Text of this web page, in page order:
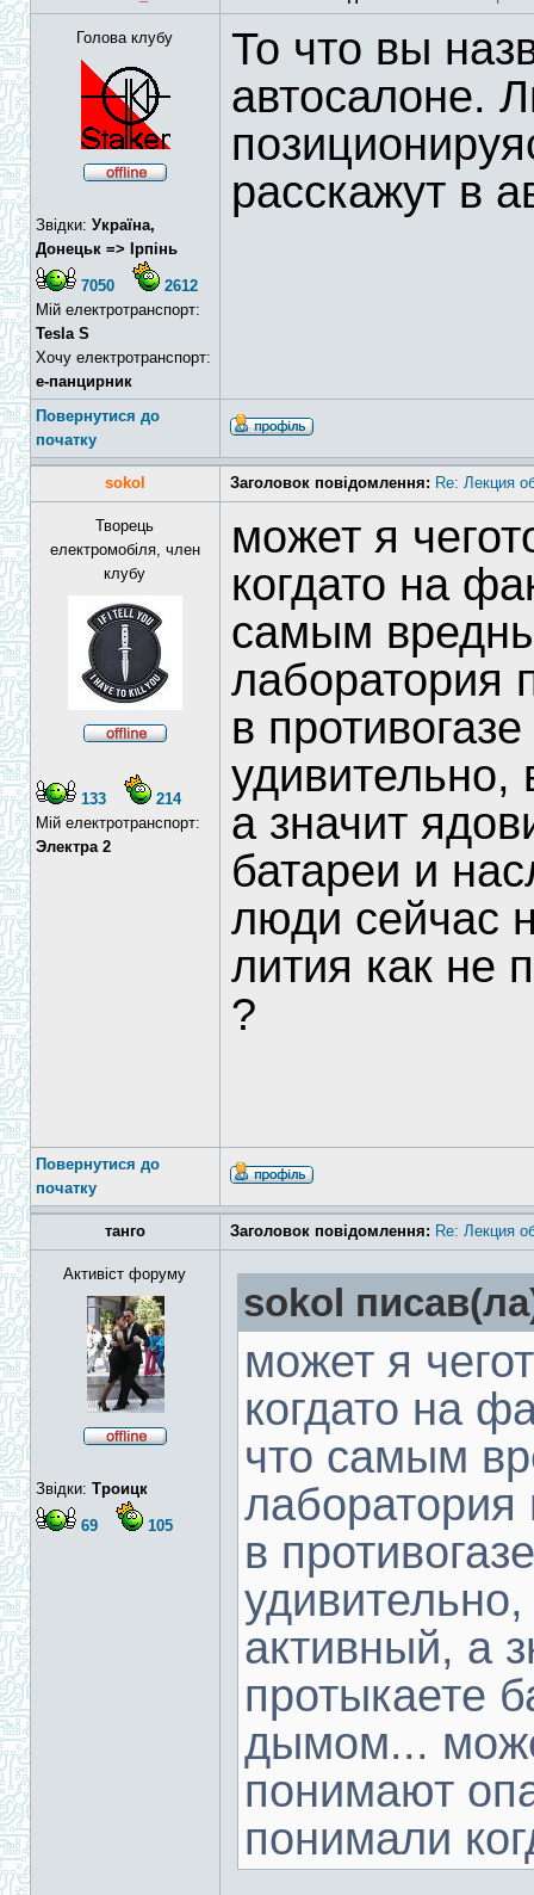
Голова клубу
Звідки: Україна,
Донецьк => Ірпінь
7050
2612
Мій електротранспорт:
Tesla S
Хочу електротранспорт:
е-панцирник
То что вы
автосалоне.
расскажут в
Повернутися до
початку
sokol Заголовок повідомлення: Re: Лекция
Творець
електромобіля, член
клубу
133
214
Мій електротранспорт:
Электра 2
может я
когдато на
самым
лаборатория
в
удивительно,
а значит
батареи и
люди сейчас
лития как не
?
Повернутися до
початку
танго Заголовок повідомлення: Re: Лекция
Активіст форуму
Звідки: Троицк
69 105
sokol
может я
когдато на
что самым
в
активный, а
протыкаете
дымом...
понимают
понимали